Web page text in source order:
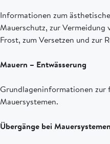
Informationen zum
Mauerschutz, zur Vermeidung
Frost, zum Versetzen und zur
Mauern – Entwässerung
Grundlageninformationen zur
Mauersystemen.
Übergänge bei Mauersystemen